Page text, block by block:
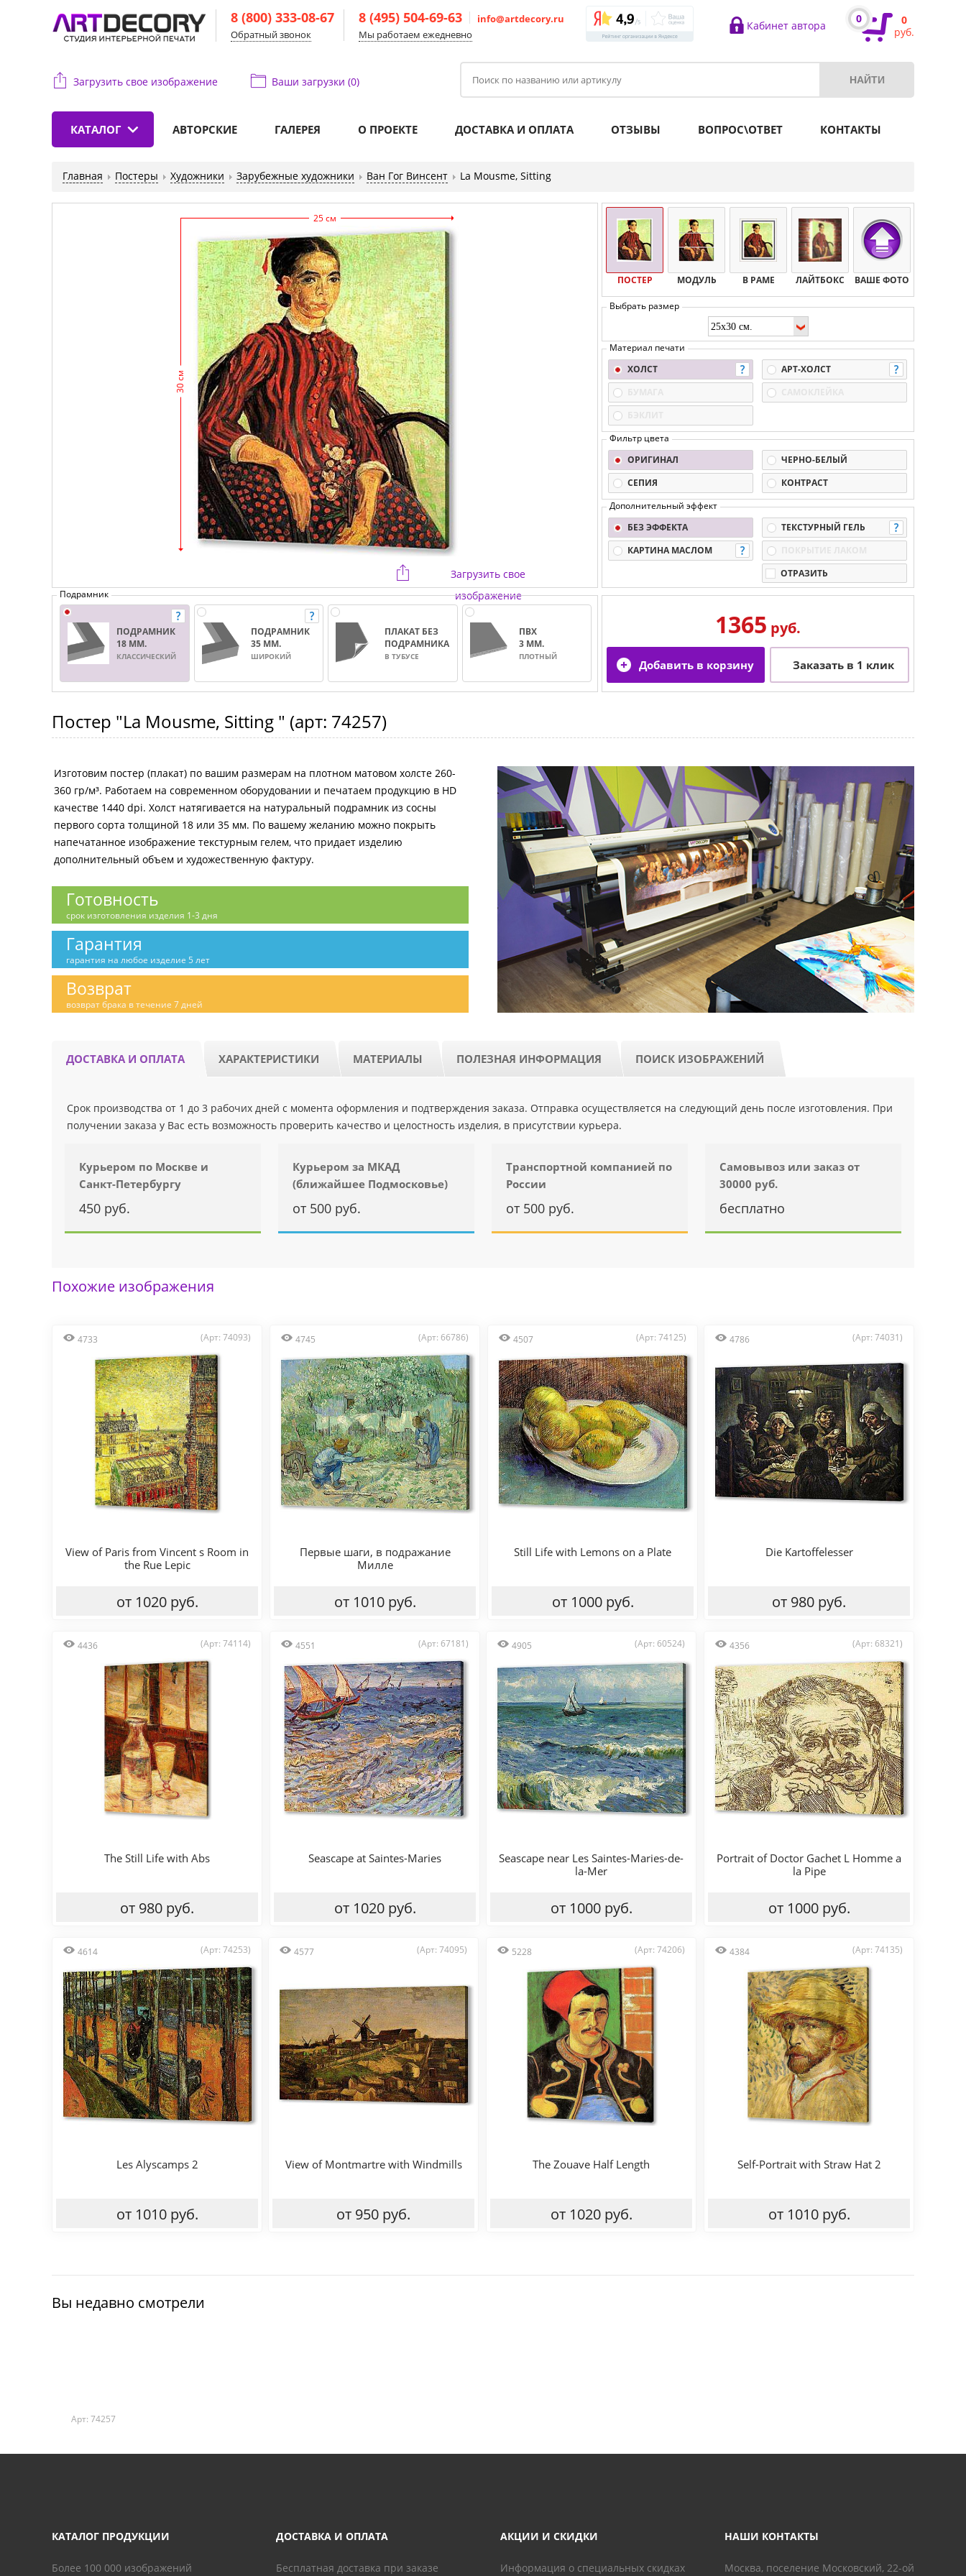
8 (800) 333-08-67
Обратный звонок
8 (495) 504-69-63
info@artdecory.ru
Мы работаем ежедневно
Кабинет автора
0
0
руб.
Загрузить свое изображение Ваши загрузки (0)
КАТАЛОГ АВТОРСКИЕ ГАЛЕРЕЯ О ПРОЕКТЕ ДОСТАВКА И ОПЛАТА ОТЗЫВЫ ВОПРОС\ОТВЕТ КОНТАКТЫ
Главная Постеры Художники Зарубежные художники Ван Гог Винсент La Mousme, Sitting
25 см
30 см
Загрузить свое
изображение
Подрамник
ПОДРАМНИК
18 ММ.
КЛАССИЧЕСКИЙ
ПОДРАМНИК
35 ММ.
ШИРОКИЙ
ПЛАКАТ БЕЗ
ПОДРАМНИКА
В ТУБУСЕ
ПВХ
3 ММ.
ПЛОТНЫЙ
ПОСТЕР МОДУЛЬ В РАМЕ ЛАЙТБОКС ВАШЕ ФОТО
Выбрать размер
Материал печати
ХОЛСТ
АРТ-ХОЛСТ
Фильтр цвета
ОРИГИНАЛ
ЧЕРНО-БЕЛЫЙ
СЕПИЯ
КОНТРАСТ
Дополнительный эффект
БЕЗ ЭФФЕКТА
ТЕКСТУРНЫЙ ГЕЛЬ
КАРТИНА МАСЛОМ
ОТРАЗИТЬ
1365 руб.
Постер "La Mousme, Sitting " (арт: 74257)
Изготовим постер (плакат) по вашим размерам на плотном матовом холсте 260-
360 гр/м³. Работаем на современном оборудовании и печатаем продукцию в HD
качестве 1440 dpi. Холст натягивается на натуральный подрамник из сосны
первого сорта толщиной 18 или 35 мм. По вашему желанию можно покрыть
напечатанное изображение текстурным гелем, что придает изделию
дополнительный объем и художественную фактуру.
Готовность
срок изготовления изделия 1-3 дня
Гарантия
гарантия на любое изделие 5 лет
Возврат
возврат брака в течение 7 дней
ДОСТАВКА И ОПЛАТА ХАРАКТЕРИСТИКИ МАТЕРИАЛЫ ПОЛЕЗНАЯ ИНФОРМАЦИЯ ПОИСК ИЗОБРАЖЕНИЙ
Срок производства от 1 до 3 рабочих дней с момента оформления и подтверждения заказа. Отправка осуществляется на следующий день после изготовления. При
получении заказа у Вас есть возможность проверить качество и целостность изделия, в присутствии курьера.
Курьером по Москве и
Санкт-Петербургу
450 руб.
Курьером за МКАД
(ближайшее Подмосковье)
от 500 руб.
Транспортной компанией по
России
от 500 руб.
Самовывоз или заказ от
30000 руб.
бесплатно
Похожие изображения
4733 (Арт: 74093)
View of Paris from Vincent s Room in
the Rue Lepic
от 1020 руб.
4745 (Арт: 66786)
Первые шаги, в подражание
Милле
от 1010 руб.
4507 (Арт: 74125)
Still Life with Lemons on a Plate
от 1000 руб.
4786 (Арт: 74031)
Die Kartoffelesser
от 980 руб.
4436 (Арт: 74114)
The Still Life with Abs
от 980 руб.
4551 (Арт: 67181)
Seascape at Saintes-Maries
от 1020 руб.
4905 (Арт: 60524)
Seascape near Les Saintes-Maries-de-
la-Mer
от 1000 руб.
4356 (Арт: 68321)
Portrait of Doctor Gachet L Homme a
la Pipe
от 1000 руб.
4614 (Арт: 74253)
Les Alyscamps 2
от 1010 руб.
4577 (Арт: 74095)
View of Montmartre with Windmills
от 950 руб.
5228 (Арт: 74206)
The Zouave Half Length
от 1020 руб.
4384 (Арт: 74135)
Self-Portrait with Straw Hat 2
от 1010 руб.
Вы недавно смотрели
Арт: 74257
КАТАЛОГ ПРОДУКЦИИ
Более 100 000 изображений
ДОСТАВКА И ОПЛАТА
Бесплатная доставка при заказе
АКЦИИ И СКИДКИ
Информация о специальных скидках
НАШИ КОНТАКТЫ
Москва, поселение Московский, 22-ой